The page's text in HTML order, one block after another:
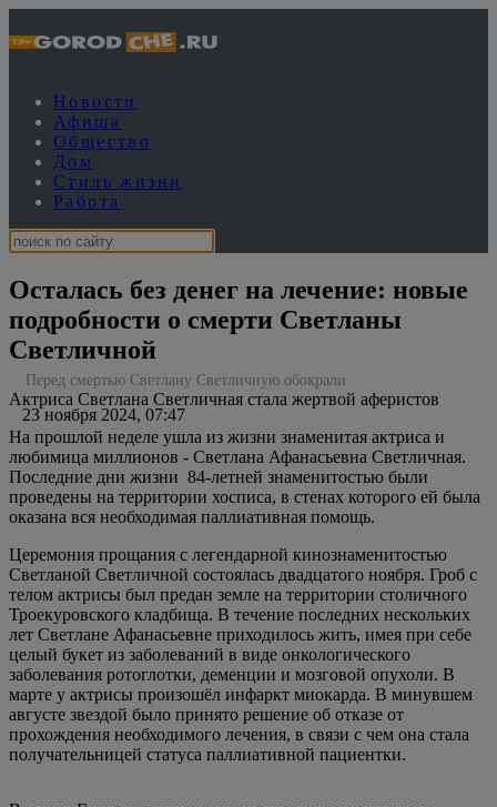
Новости
Афиша
Общество
Дом
Стиль жизни
Работа
Осталась без денег на лечение: новые
подробности о смерти Светланы
Светличной
Перед смертью Светлану Светличную обокрали
23 ноября 2024, 07:47
Актриса Светлана Светличная стала жертвой аферистов
На прошлой неделе ушла из жизни знаменитая актриса и
любимица миллионов - Светлана Афанасьевна Светличная.
Последние дни жизни 84-летней знаменитостью были
проведены на территории хосписа, в стенах которого ей была
оказана вся необходимая паллиативная помощь.
Церемония прощания с легендарной кинознаменитостью
Светланой Светличной состоялась двадцатого ноября. Гроб с
телом актрисы был предан земле на территории столичного
Троекуровского кладбища. В течение последних нескольких
лет Светлане Афанасьевне приходилось жить, имея при себе
целый букет из заболеваний в виде онкологического
заболевания ротоглотки, деменции и мозговой опухоли. В
марте у актрисы произошёл инфаркт миокарда. В минувшем
августе звездой было принято решение об отказе от
прохождения необходимого лечения, в связи с чем она стала
получательницей статуса паллиативной пациентки.